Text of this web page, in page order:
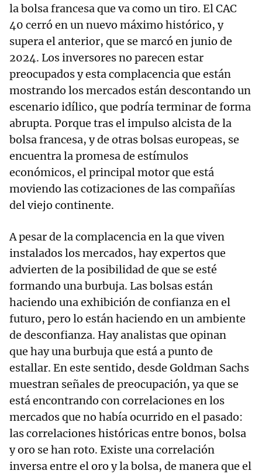
la bolsa francesa que va como un tiro. El CAC
40 cerró en un nuevo máximo histórico, y
supera el anterior, que se marcó en junio de
2024. Los inversores no parecen estar
preocupados y esta complacencia que están
mostrando los mercados están descontando un
escenario idílico, que podría terminar de forma
abrupta. Porque tras el impulso alcista de la
bolsa francesa, y de otras bolsas europeas, se
encuentra la promesa de estímulos
económicos, el principal motor que está
moviendo las cotizaciones de las compañías
del viejo continente.
A pesar de la complacencia en la que viven
instalados los mercados, hay expertos que
advierten de la posibilidad de que se esté
formando una burbuja. Las bolsas están
haciendo una exhibición de confianza en el
futuro, pero lo están haciendo en un ambiente
de desconfianza. Hay analistas que opinan
que hay una burbuja que está a punto de
estallar. En este sentido, desde Goldman Sachs
muestran señales de preocupación, ya que se
está encontrando con correlaciones en los
mercados que no había ocurrido en el pasado:
las correlaciones históricas entre bonos, bolsa
y oro se han roto. Existe una correlación
inversa entre el oro y la bolsa, de manera que el